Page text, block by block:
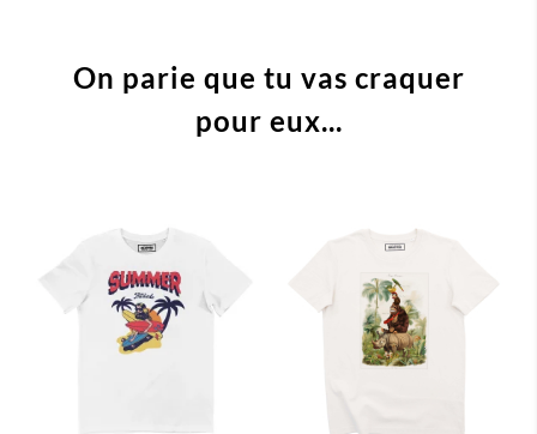
On parie que tu vas craquer
pour eux...